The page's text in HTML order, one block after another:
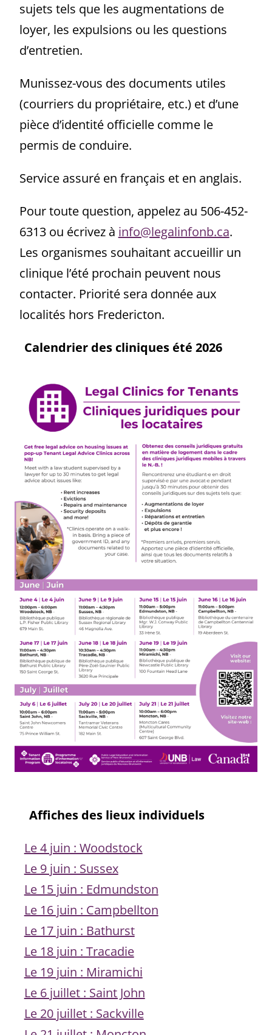
sujets tels que les augmentations de
loyer, les expulsions ou les questions
d’entretien.
Munissez-vous des documents utiles
(courriers du propriétaire, etc.) et d’une
pièce d’identité officielle comme le
permis de conduire.
Service assuré en français et en anglais.
Pour toute question, appelez au 506-452-
6313 ou écrivez à info@legalinfonb.ca.
Les organismes souhaitant accueillir un
clinique l’été prochain peuvent nous
contacter. Priorité sera donnée aux
localités hors Fredericton.
Calendrier des cliniques été 2026
Affiches des lieux individuels
Le 4 juin : Woodstock
Le 9 juin : Sussex
Le 15 juin : Edmundston
Le 16 juin : Campbellton
Le 17 juin : Bathurst
Le 18 juin : Tracadie
Le 19 juin : Miramichi
Le 6 juillet : Saint John
Le 20 juillet : Sackville